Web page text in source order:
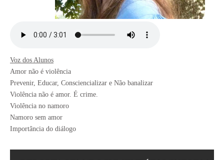
Voz dos Alunos
Amor não é violência
Prevenir, Educar, Consciencializar e Não banalizar
Violência não é amor. É crime.
Violência no namoro
Namoro sem amor
Importância do diálogo